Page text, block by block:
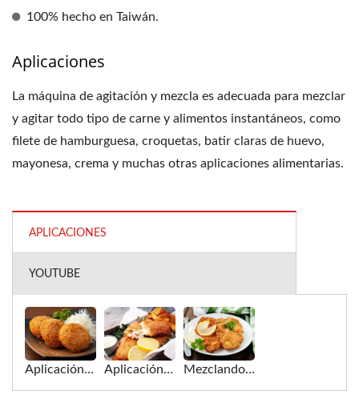
100% hecho en Taiwán.
Aplicaciones
La máquina de agitación y mezcla es adecuada para mezclar
y agitar todo tipo de carne y alimentos instantáneos, como
filete de hamburguesa, croquetas, batir claras de huevo,
mayonesa, crema y muchas otras aplicaciones alimentarias.
APLICACIONES
YOUTUBE
Aplicación de croquetas para la máquina de agitación y mezcla Aplicación de filete de pescado para la máquina de agitación y mezcla Mezclando y agitando varios tipos de carne